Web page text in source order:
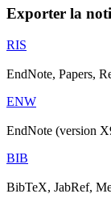
Exporter la
RIS
EndNote, Papers,
ENW
EndNote (version
BIB
BibTeX, JabRef,